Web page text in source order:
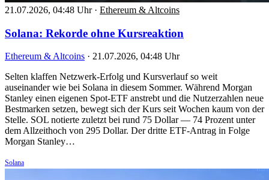
21.07.2026, 04:48 Uhr · Ethereum & Altcoins
Solana: Rekorde ohne Kursreaktion
Ethereum & Altcoins · 21.07.2026, 04:48 Uhr
Selten klaffen Netzwerk-Erfolg und Kursverlauf so weit
auseinander wie bei Solana in diesem Sommer. Während Morgan
Stanley einen eigenen Spot-ETF anstrebt und die Nutzerzahlen neue
Bestmarken setzen, bewegt sich der Kurs seit Wochen kaum von der
Stelle. SOL notierte zuletzt bei rund 75 Dollar — 74 Prozent unter
dem Allzeithoch von 295 Dollar. Der dritte ETF-Antrag in Folge
Morgan Stanley…
Solana